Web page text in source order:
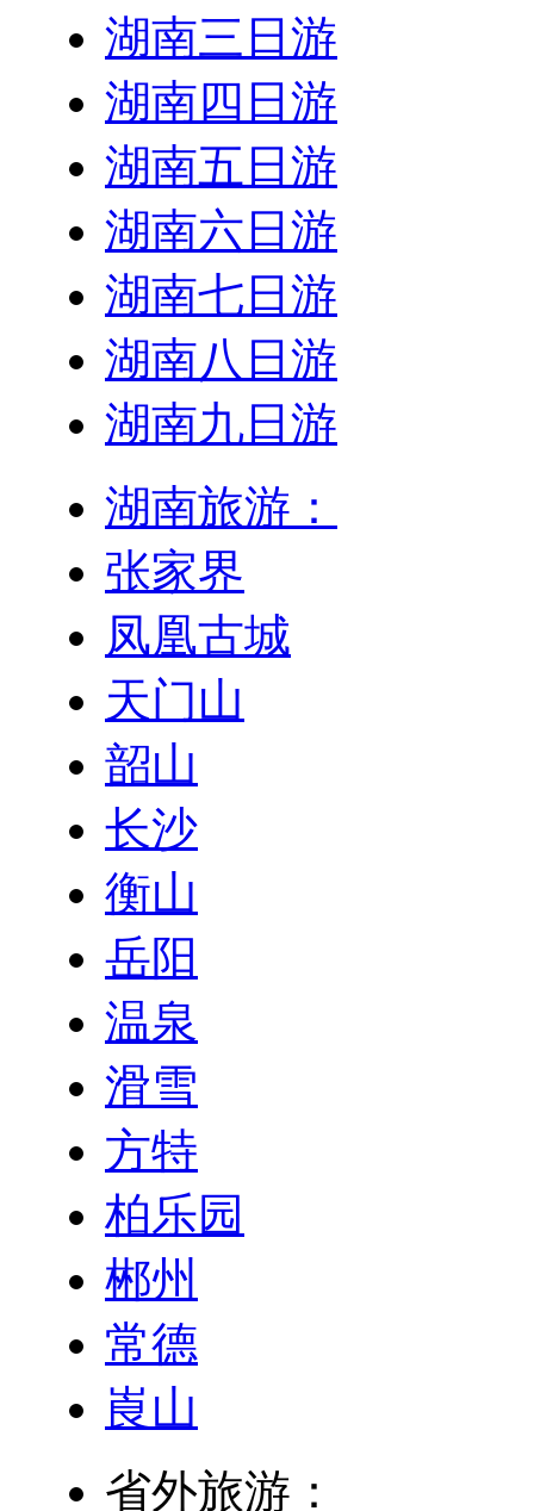
湖南三日游
湖南四日游
湖南五日游
湖南六日游
湖南七日游
湖南八日游
湖南九日游
湖南旅游：
张家界
凤凰古城
天门山
韶山
长沙
衡山
岳阳
温泉
滑雪
方特
柏乐园
郴州
常德
崀山
省外旅游：